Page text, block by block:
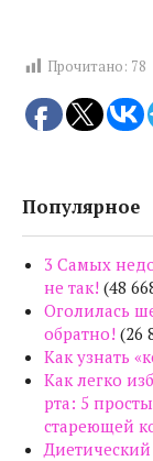
Прочитано: 78
Популярное
3 Самых
не так! (48
Оголилась
обратно! (26
Как узнать
Как легко
рта: 5
стареющей